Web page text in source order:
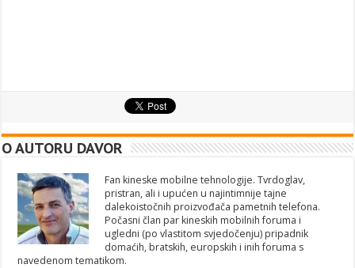
O AUTORU DAVOR
Fan kineske mobilne tehnologije. Tvrdoglav,
pristran, ali i upućen u najintimnije tajne
dalekoistočnih proizvođača pametnih telefona.
Počasni član par kineskih mobilnih foruma i
ugledni (po vlastitom svjedočenju) pripadnik
domaćih, bratskih, europskih i inih foruma s
navedenom tematikom.